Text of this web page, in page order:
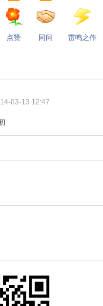
点赞 同问 雷鸣之作
03-13 12:47